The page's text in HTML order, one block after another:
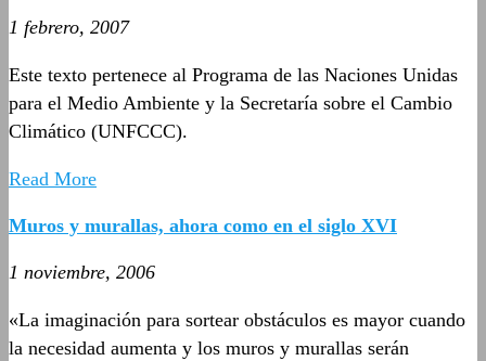
1 febrero, 2007
Este texto pertenece al Programa de las Naciones Unidas
para el Medio Ambiente y la Secretaría sobre el Cambio
Climático (UNFCCC).
Read More
Muros y murallas, ahora como en el siglo XVI
1 noviembre, 2006
«La imaginación para sortear obstáculos es mayor cuando
la necesidad aumenta y los muros y murallas serán